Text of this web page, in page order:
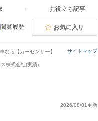
お役立ち記事
閲覧履歴 お気に入り
サイトマップ
なら【カーセンサー】
株式会社(実績)
2026/08/01更新